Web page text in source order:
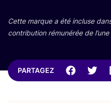
Cette marque a été incluse
contri­bu­tion rému­né­rée de
PARTAGEZ